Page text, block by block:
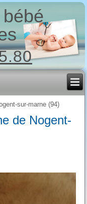
sur-marne (94)
de Nogent-